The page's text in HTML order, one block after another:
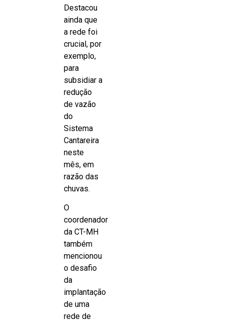
Destacou
ainda que
a rede foi
crucial, por
exemplo,
para
subsidiar a
redução
de vazão
do
Sistema
Cantareira
neste
mês, em
razão das
chuvas.
O
coordenador
da CT-MH
também
mencionou
o desafio
da
implantação
de uma
rede de